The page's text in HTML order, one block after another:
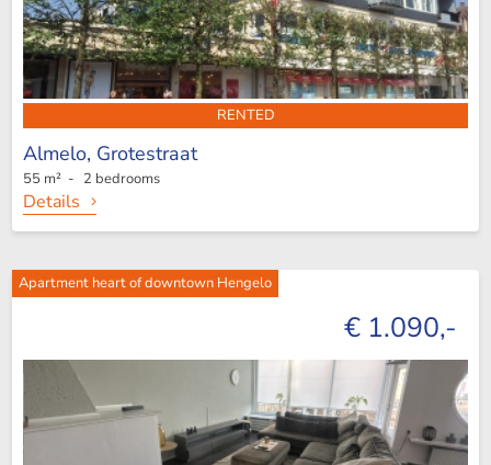
RENTED
Almelo, Grotestraat
55 m² - 2 bedrooms
Details
Apartment heart of downtown Hengelo
€ 1.090,-